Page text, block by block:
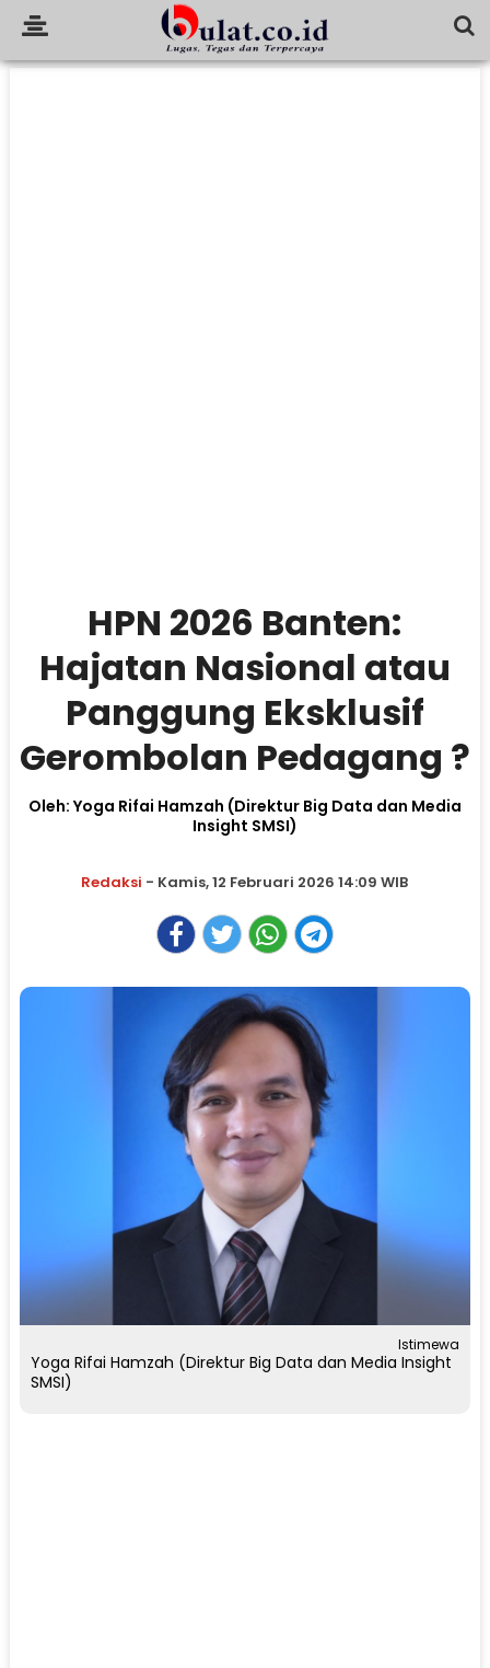
HPN 2026 Banten:
Hajatan Nasional atau
Panggung Eksklusif
Gerombolan Pedagang ?
Oleh: Yoga Rifai Hamzah (Direktur Big Data dan Media
Insight SMSI)
Redaksi - Kamis, 12 Februari 2026 14:09 WIB
Istimewa
Yoga Rifai Hamzah (Direktur Big Data dan Media Insight
SMSI)